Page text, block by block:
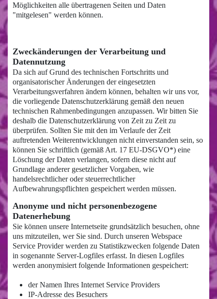
Möglichkeiten alle übertragenen Seiten und Daten
"mitgelesen" werden können.
Zweckänderungen der Verarbeitung und
Datennutzung
Da sich auf Grund des technischen Fortschritts und
organisatorischer Änderungen der eingesetzten
Verarbeitungsverfahren ändern können, behalten wir uns vor,
die vorliegende Datenschutzerklärung gemäß den neuen
technischen Rahmenbedingungen anzupassen. Wir bitten Sie
deshalb die Datenschutzerklärung von Zeit zu Zeit zu
überprüfen. Sollten Sie mit den im Verlaufe der Zeit
auftretenden Weiterentwicklungen nicht einverstanden sein, so
können Sie schriftlich (gemäß Art. 17 EU-DSGVO*) eine
Löschung der Daten verlangen, sofern diese nicht auf
Grundlage anderer gesetzlicher Vorgaben, wie
handelsrechtlicher oder steuerrechtlicher
Aufbewahrungspflichten gespeichert werden müssen.
Anonyme und nicht personenbezogene
Datenerhebung
Sie können unsere Internetseite grundsätzlich besuchen, ohne
uns mitzuteilen, wer Sie sind. Durch unseren Webspace
Service Provider werden zu Statistikzwecken folgende Daten
in sogenannte Server-Logfiles erfasst. In diesen Logfiles
werden anonymisiert folgende Informationen gespeichert:
der Namen Ihres Internet Service Providers
IP-Adresse des Besuchers